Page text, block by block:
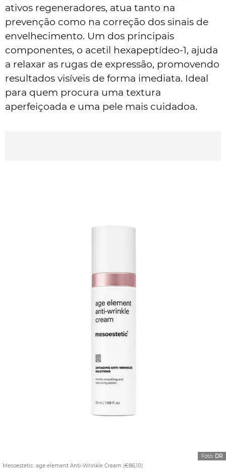
ativos regeneradores, atua tanto na
prevenção como na correção dos sinais de
envelhecimento. Um dos principais
componentes, o acetil hexapeptídeo-1, ajuda
a relaxar as rugas de expressão, promovendo
resultados visíveis de forma imediata. Ideal
para quem procura uma textura
aperfeiçoada e uma pele mais cuidadoa.
Mesoestetic: age element Anti-Wrinkle Cream (€86,10)
Foto: DR